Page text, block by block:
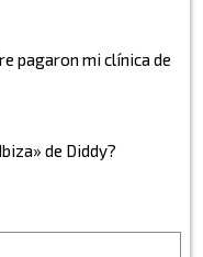
pagaron mi clínica de
de Diddy?